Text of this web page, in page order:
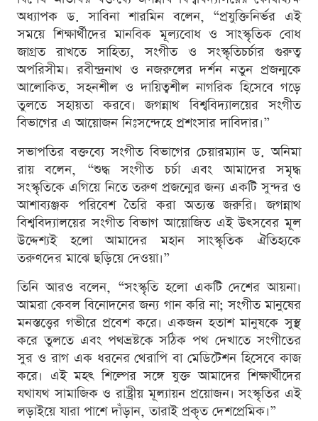
অধ্যাপক ড. সাবিনা শারমিন বলেন, “প্রযুক্তিনির্ভর এই
সময়ে শিক্ষার্থীদের মানবিক মূল্যবোধ ও সাংস্কৃতিক বোধ
জাগ্রত রাখতে সাহিত্য, সংগীত ও সংস্কৃতিচর্চার গুরুত্ব
অপরিসীম। রবীন্দ্রনাথ ও নজরুলের দর্শন নতুন প্রজন্মকে
আলোকিত, সহনশীল ও দায়িত্বশীল নাগরিক হিসেবে গড়ে
তুলতে সহায়তা করবে। জগন্নাথ বিশ্ববিদ্যালয়ের সংগীত
বিভাগের এ আয়োজন নিঃসন্দেহে প্রশংসার দাবিদার।”
সভাপতির বক্তব্যে সংগীত বিভাগের চেয়ারম্যান ড. অনিমা
রায় বলেন, “শুদ্ধ সংগীত চর্চা এবং আমাদের সমৃদ্ধ
সংস্কৃতিকে এগিয়ে নিতে তরুণ প্রজন্মের জন্য একটি সুন্দর ও
আশাব্যঞ্জক পরিবেশ তৈরি করা অত্যন্ত জরুরি। জগন্নাথ
বিশ্ববিদ্যালয়ের সংগীত বিভাগ আয়োজিত এই উৎসবের মূল
উদ্দেশ্যই হলো আমাদের মহান সাংস্কৃতিক ঐতিহ্যকে
তরুণদের মাঝে ছড়িয়ে দেওয়া।”
তিনি আরও বলেন, “সংস্কৃতি হলো একটি দেশের আয়না।
আমরা কেবল বিনোদনের জন্য গান করি না; সংগীত মানুষের
মনস্তত্ত্বের গভীরে প্রবেশ করে। একজন হতাশ মানুষকে সুস্থ
করে তুলতে এবং পথভ্রষ্টকে সঠিক পথ দেখাতে সংগীতের
সুর ও রাগ এক ধরনের থেরাপি বা মেডিটেশন হিসেবে কাজ
করে। এই মহৎ শিল্পের সঙ্গে যুক্ত আমাদের শিক্ষার্থীদের
যথাযথ সামাজিক ও রাষ্ট্রীয় মূল্যায়ন প্রয়োজন। সংস্কৃতির এই
লড়াইয়ে যারা পাশে দাঁড়ান, তারাই প্রকৃত দেশপ্রেমিক।”